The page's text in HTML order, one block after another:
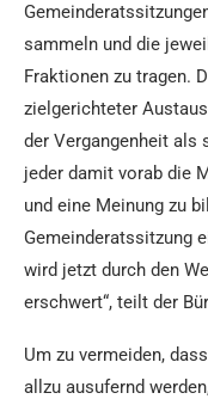
sammeln und die
Fraktionen zu tragen.
zielgerichteter
der Vergangenheit als
jeder damit vorab die
und eine Meinung zu
Gemeinderatssitzung
wird jetzt durch den
erschwert“, teilt der
Um zu vermeiden,
allzu ausufernd